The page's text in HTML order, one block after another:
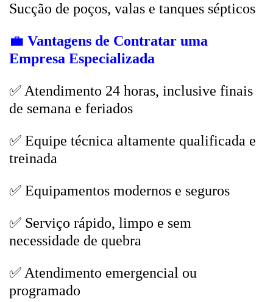
Sucção de poços, valas e tanques sépticos
💼 Vantagens de Contratar uma
Empresa Especializada
✅ Atendimento 24 horas, inclusive finais
de semana e feriados
✅ Equipe técnica altamente qualificada e
treinada
✅ Equipamentos modernos e seguros
✅ Serviço rápido, limpo e sem
necessidade de quebra
✅ Atendimento emergencial ou
programado